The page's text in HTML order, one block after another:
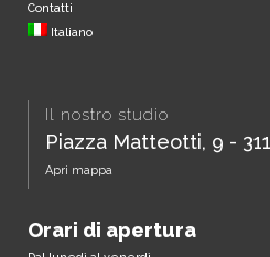
Contatti
Italiano
Il nostro studio
Piazza Matteotti, 9 -
Apri mappa
Orari di apertura